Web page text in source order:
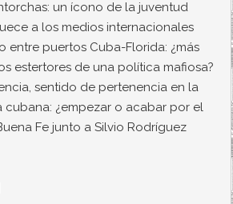
un ícono de la juventud
a los medios internacionales
entre puertos Cuba-Florida: ¿más
estertores de una política mafiosa?
sentido de pertenencia en la
cubana: ¿empezar o acabar por el
Fe junto a Silvio Rodríguez